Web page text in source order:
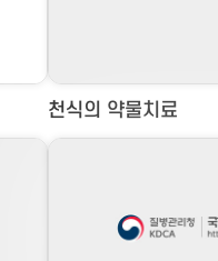
천식의 약물치료